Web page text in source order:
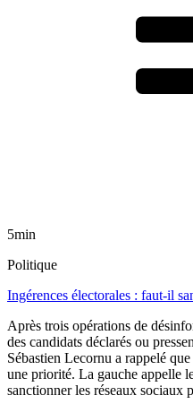
5min
Politique
Ingérences électorales : faut-il
Après trois opérations de
des candidats déclarés ou
Sébastien Lecornu a rappelé
une priorité. La gauche appelle
sanctionner les réseaux sociaux